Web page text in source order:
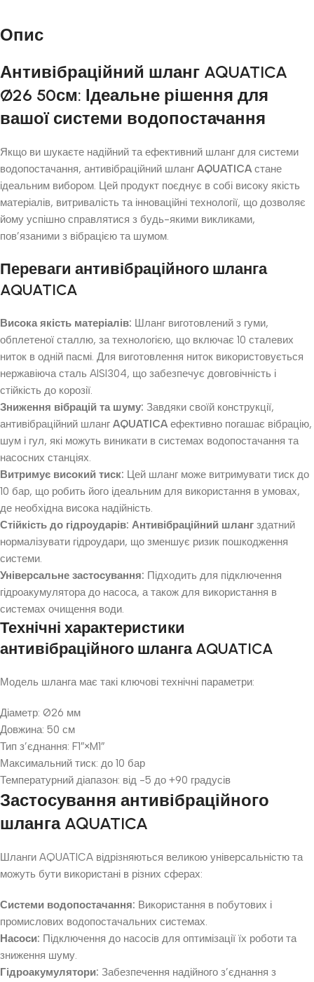
Опис
Антивібраційний шланг AQUATICA
Ø26 50см: Ідеальне рішення для
вашої системи водопостачання
Якщо ви шукаєте надійний та ефективний шланг для системи
водопостачання, антивібраційний шланг AQUATICA стане
ідеальним вибором. Цей продукт поєднує в собі високу якість
матеріалів, витривалість та інноваційні технології, що дозволяє
йому успішно справлятися з будь-якими викликами,
пов’язаними з вібрацією та шумом.
Переваги антивібраційного шланга
AQUATICA
Висока якість матеріалів: Шланг виготовлений з гуми,
обплетеної сталлю, за технологією, що включає 10 сталевих
ниток в одній пасмі. Для виготовлення ниток використовується
нержавіюча сталь AISI304, що забезпечує довговічність і
стійкість до корозії.
Зниження вібрацій та шуму: Завдяки своїй конструкції,
антивібраційний шланг AQUATICA ефективно погашає вібрацію,
шум і гул, які можуть виникати в системах водопостачання та
насосних станціях.
Витримує високий тиск: Цей шланг може витримувати тиск до
10 бар, що робить його ідеальним для використання в умовах,
де необхідна висока надійність.
Стійкість до гідроударів: Антивібраційний шланг здатний
нормалізувати гідроудари, що зменшує ризик пошкодження
системи.
Універсальне застосування: Підходить для підключення
гідроакумулятора до насоса, а також для використання в
системах очищення води.
Технічні характеристики
антивібраційного шланга AQUATICA
Модель шланга має такі ключові технічні параметри:
Діаметр: Ø26 мм
Довжина: 50 см
Тип з’єднання: F1″×M1″
Максимальний тиск: до 10 бар
Температурний діапазон: від -5 до +90 градусів
Застосування антивібраційного
шланга AQUATICA
Шланги AQUATICA відрізняються великою універсальністю та
можуть бути використані в різних сферах:
Системи водопостачання: Використання в побутових і
промислових водопостачальних системах.
Насоси: Підключення до насосів для оптимізації їх роботи та
зниження шуму.
Гідроакумулятори: Забезпечення надійного з’єднання з